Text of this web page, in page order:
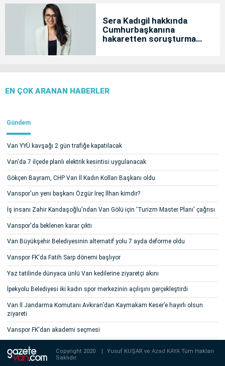
Sera Kadıgil hakkında
Cumhurbaşkanına
hakaretten soruşturma
EN ÇOK ARANAN HABERLER
Gündem
Van YYÜ kavşağı 2 gün trafiğe kapatılacak
Van'da 7 ilçede planlı elektrik kesintisi uygulanacak
Gökçen Bayram, CHP Van İl Kadın Kolları Başkanı oldu
Vanspor'un yeni başkanı Özgür İreç İlhan kimdir?
İş insanı Zahir Kandaşoğlu'ndan Van Gölü için 'Turizm Master Planı' çağrısı
Vanspor'da beklenen karar çıktı
Van Büyükşehir Belediyesinin alternatif yolu 7 ayda deforme oldu
Vanspor FK'da Fatih Sarp dönemi başlıyor
Yaz tatilinde dünyaca ünlü Van kedilerine ziyaretçi akını
İpekyolu Belediyesi iki kadın spor merkezinin açılışını gerçekleştirdi
Van İl Jandarma Komutanı Avkıran’dan Kaymakam Keser’e hayırlı olsun
ziyareti
Vanspor FK'dan akademi seçmesi
Copyright 2020 Yusuf KUŞAR veAzad KAYATüm Hakları
Saklıdır.